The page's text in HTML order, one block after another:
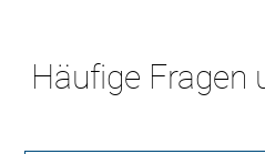
Häufige Fragen